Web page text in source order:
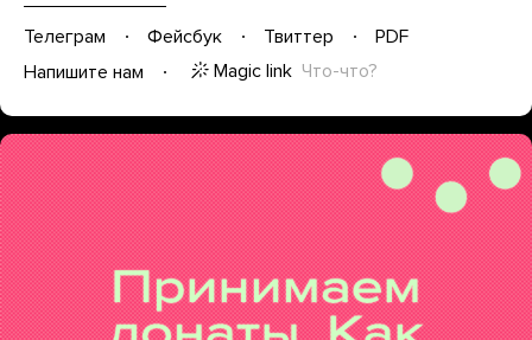
Телеграм Фейсбук Твиттер
PDF
Напишите нам
Magic link Что-что?